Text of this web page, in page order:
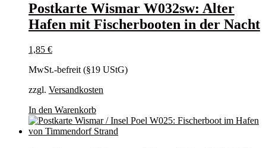
Postkarte Wismar W032sw: Alter
Hafen mit Fischerbooten in der Nacht
1,85 €
MwSt.-befreit (§19 UStG)
zzgl. Versandkosten
In den Warenkorb